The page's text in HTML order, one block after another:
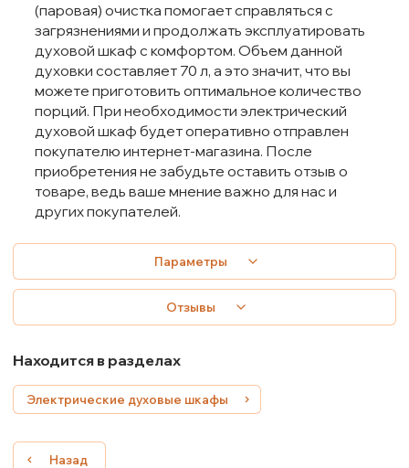
(паровая) очистка помогает справляться с
загрязнениями и продолжать эксплуатировать
духовой шкаф с комфортом. Объем данной
духовки составляет 70 л, а это значит, что вы
можете приготовить оптимальное количество
порций. При необходимости электрический
духовой шкаф будет оперативно отправлен
покупателю интернет-магазина. После
приобретения не забудьте оставить отзыв о
товаре, ведь ваше мнение важно для нас и
других покупателей.
Параметры
Отзывы
Находится в разделах
Электрические духовые шкафы
Назад